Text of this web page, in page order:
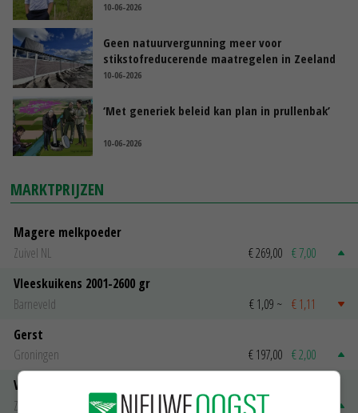
10-06-2026
Geen natuurvergunning meer voor
stikstofreducerende maatregelen in Zeeland
10-06-2026
‘Met generiek beleid kan plan in prullenbak’
10-06-2026
MARKTPRIJZEN
Magere melkpoeder
Zuivel NL
€ 269,00 € 7,00
Vleeskuikens 2001-2600 gr
Barneveld
€ 1,09 ~ € 1,11
Gerst
Groningen
€ 197,00 € 2,00
Volle melkpoeder
Zuivel NL
€ 345,00